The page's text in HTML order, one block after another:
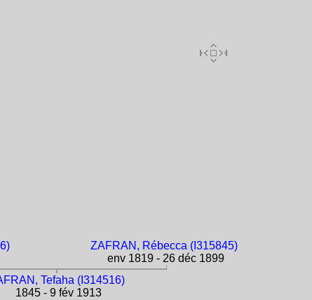
ZAFRAN, Rébecca (I315845)
env 1819 - 26 déc 1899
Tefaha (I314516)
1845 - 9 fév 1913